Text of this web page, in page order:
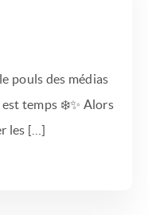
pouls des médias
temps ❄️✨ Alors
les […]